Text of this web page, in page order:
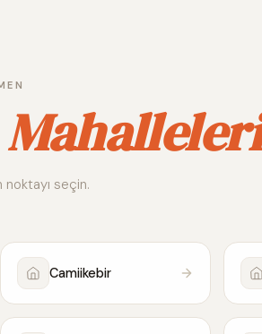
Mahalleleri
noktayı seçin.
Camiikebir